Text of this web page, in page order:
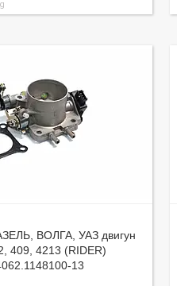
ВОЛГА, УАЗ двигун
409, 4213 (RIDER)
13